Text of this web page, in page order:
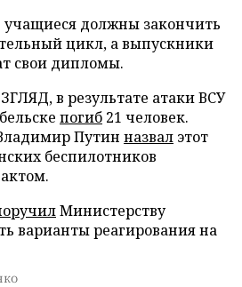
учащиеся должны закончить
цикл, а выпускники
свои дипломы.
в результате атаки ВСУ
погиб 21 человек.
Путин назвал этот
беспилотников
Министерству
варианты реагирования на